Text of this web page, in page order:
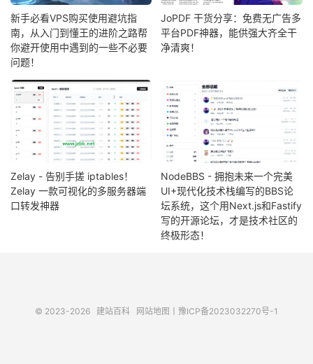
新手必看VPS购买使用避坑指
南，从入门到懂王的进阶之路帮
你避开使用中遇到的一些不必要
问题！
JoPDF 干货分享：免费无广告多
平台PDF神器，能供强大齐全干
净清爽！
Zelay - 告别手搓 iptables！
Zelay 一款可视化的多服务器端
口转发神器
NodeBBS - 拥抱未来一个完美
UI+现代化技术栈编写的BBS论
坛系统，这个用Next.js和Fastify
写的开源论坛，才是技术社区的
终极形态！
© 2023-2026 建站百科 网站地图 豫ICP备2023032270号-1